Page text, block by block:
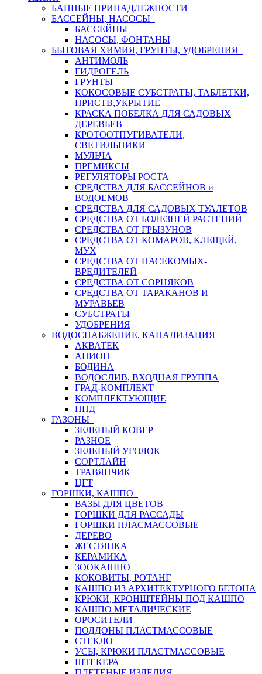
БАННЫЕ ПРИНАДЛЕЖНОСТИ
БАССЕЙНЫ, НАСОСЫ
БАССЕЙНЫ
НАСОСЫ, ФОНТАНЫ
БЫТОВАЯ ХИМИЯ, ГРУНТЫ, УДОБРЕНИЯ
АНТИМОЛЬ
ГИДРОГЕЛЬ
ГРУНТЫ
КОКОСОВЫЕ СУБСТРАТЫ, ТАБЛЕТКИ,
ПРИСТВ,УКРЫТИЕ
КРАСКА ПОБЕЛКА ДЛЯ САДОВЫХ
ДЕРЕВЬЕВ
КРОТООТПУГИВАТЕЛИ,
СВЕТИЛЬНИКИ
МУЛЬЧА
ПРЕМИКСЫ
РЕГУЛЯТОРЫ РОСТА
СРЕДСТВА ДЛЯ БАССЕЙНОВ и
ВОДОЕМОВ
СРЕДСТВА ДЛЯ САДОВЫХ ТУАЛЕТОВ
СРЕДСТВА ОТ БОЛЕЗНЕЙ РАСТЕНИЙ
СРЕДСТВА ОТ ГРЫЗУНОВ
СРЕДСТВА ОТ КОМАРОВ, КЛЕЩЕЙ,
МУХ
СРЕДСТВА ОТ НАСЕКОМЫХ-
ВРЕДИТЕЛЕЙ
СРЕДСТВА ОТ СОРНЯКОВ
СРЕДСТВА ОТ ТАРАКАНОВ И
МУРАВЬЕВ
СУБСТРАТЫ
УДОБРЕНИЯ
ВОДОСНАБЖЕНИЕ, КАНАЛИЗАЦИЯ
АКВАТЕК
АНИОН
БОДИНА
ВОДОСЛИВ, ВХОДНАЯ ГРУППА
ГРАД-КОМПЛЕКТ
КОМПЛЕКТУЮЩИЕ
ПНД
ГАЗОНЫ
ЗЕЛЕНЫЙ КОВЕР
РАЗНОЕ
ЗЕЛЕНЫЙ УГОЛОК
СОРТЛАЙН
ТРАВЯНЧИК
ЦГТ
ГОРШКИ, КАШПО
ВАЗЫ ДЛЯ ЦВЕТОВ
ГОРШКИ ДЛЯ РАССАДЫ
ГОРШКИ ПЛАСМАССОВЫЕ
ДЕРЕВО
ЖЕСТЯНКА
КЕРАМИКА
ЗООКАШПО
КОКОВИТЫ, РОТАНГ
КАШПО ИЗ АРХИТЕКТУРНОГО БЕТОНА
КРЮКИ, КРОНШТЕЙНЫ ПОД КАШПО
КАШПО МЕТАЛИЧЕСКИЕ
ОРОСИТЕЛИ
ПОДДОНЫ ПЛАСТМАССОВЫЕ
СТЕКЛО
УСЫ, КРЮКИ ПЛАСТМАССОВЫЕ
ШТЕКЕРА